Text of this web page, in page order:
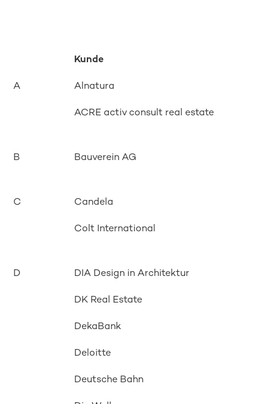
Kunde
A Alnatura
ACRE activ consult real estate
B Bauverein AG
C Candela
Colt International
D DIA Design in Architektur
DK Real Estate
DekaBank
Deloitte
Deutsche Bahn